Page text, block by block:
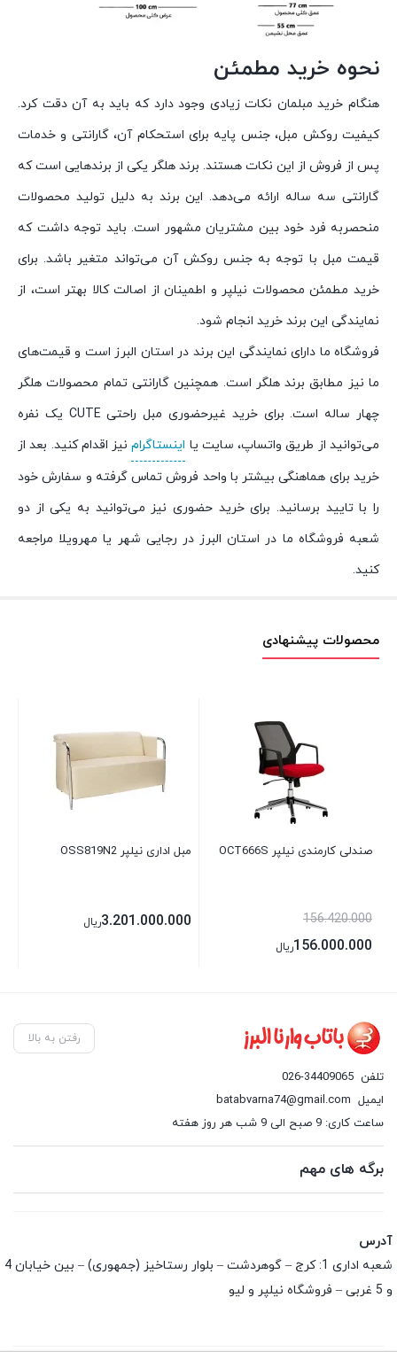
نحوه خرید مطمئن
هنگام خرید مبلمان نکات زیادی وجود دارد که باید به آن دقت کرد.
کیفیت روکش مبل، جنس پایه برای استحکام آن، گارانتی و خدمات
پس از فروش از این نکات هستند. برند هلگر یکی از برندهایی است که
گارانتی سه ساله ارائه می‌دهد. این برند به دلیل تولید محصولات
منحصربه فرد خود بین مشتریان مشهور است. باید توجه داشت که
قیمت مبل با توجه به جنس روکش آن می‌تواند متغیر باشد. برای
خرید مطمئن محصولات نیلپر و اطمینان از اصالت کالا بهتر است، از
نمایندگی این برند خرید انجام شود.
فروشگاه ما دارای نمایندگی این برند در استان البرز است و قیمت‌های
ما نیز مطابق برند هلگر است. همچنین گارانتی تمام محصولات هلگر
چهار ساله است. برای خرید غیرحضوری مبل راحتی CUTE یک نفره
می‌توانید از طریق واتساپ، سایت یا اینستاگرامنیز اقدام کنید. بعد از
خرید برای هماهنگی بیشتر با واحد فروش تماس گرفته و سفارش خود
را با تایید برسانید. برای خرید حضوری نیز می‌توانید به یکی از دو
شعبه فروشگاه ما در استان البرز در رجایی شهر یا مهرویلا مراجعه
کنید.
محصولات پیشنهادی
صندلی کارمندی نیلپر OCT666S
156.420.000
156.000.000ریال
مبل اداری نیلپر OSS819N2
3.201.000.000ریال
رفتن به بالا
تلفن 026-34409065
ایمیل batabvarna74@gmail.com
ساعت کاری: 9 صبح الی 9 شب هر روز هفته
برگه های مهم
آدرس
شعبه اداری 1: کرج – گوهردشت – بلوار رستاخیز (جمهوری) – بین خیابان 4
و 5 غربی – فروشگاه نیلپر و لیو